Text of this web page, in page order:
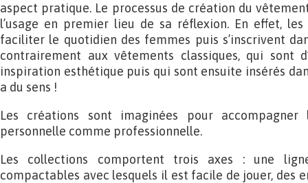
aspect pratique. Le processus de création du
l’usage en premier lieu de sa réflexion. En effet,
faciliter le quotidien des femmes puis s’inscrivent
contrairement aux vêtements classiques, qui sont
inspiration esthétique puis qui sont ensuite insérés
a du sens !
Les créations sont imaginées pour
personnelle comme professionnelle.
Les collections comportent trois axes : une
compactables avec lesquels il est facile de jouer, des